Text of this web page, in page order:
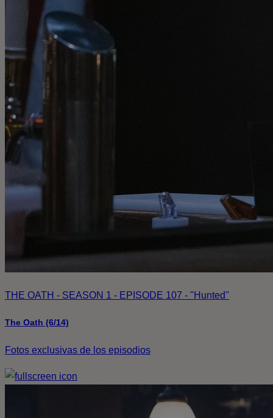
THE OATH - SEASON 1 - EPISODE 107 - "Hunted"
The Oath (6/14)
Fotos exclusivas de los episodios